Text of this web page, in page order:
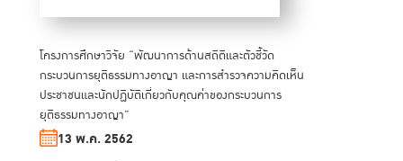
โครงการศึกษาวิจัย “พัฒนาการด้านสถิติและตัวชี้วัด
กระบวนการยุติธรรมทางอาญา และการสำรวจความคิดเห็น
ประชาชนและนักปฏิบัติเกี่ยวกับคุณค่าของกระบวนการ
ยุติธรรมทางอาญา”
13 พ.ค. 2562